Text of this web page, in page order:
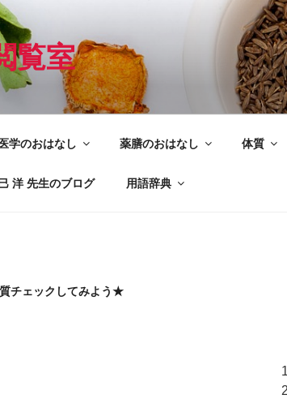
覧室
学のおはなし 薬膳のおはなし 体質
洋 先生のブログ 用語辞典
チェックしてみよう★